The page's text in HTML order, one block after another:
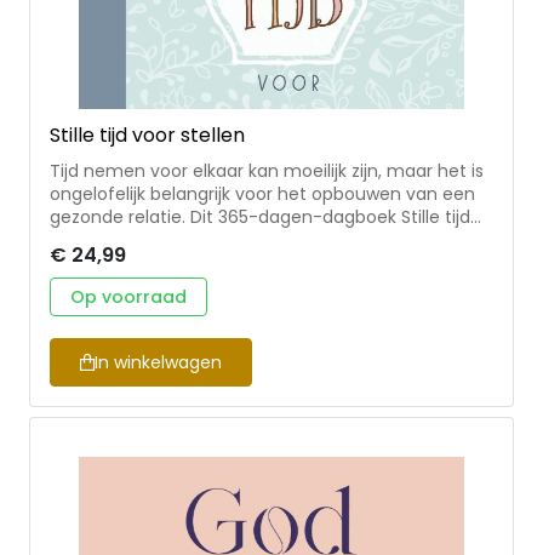
Stille tijd voor stellen
Tijd nemen voor elkaar kan moeilijk zijn, maar het is
ongelofelijk belangrijk voor het opbouwen van een
gezonde relatie. Dit 365-dagen-dagboek Stille tijd
bijbelgedeeltes, boeiende vragen om over na te
denken en inspirerende gebeden. Of ze nu nog
maar pasgetrouwd zijn, of hun hele leven lang al bij
manier voor stellen om de dag te beginnen of te
eindigen. Uit de serie A little God time – diverse
auteurs.
€ 24,99
Op voorraad
In winkelwagen